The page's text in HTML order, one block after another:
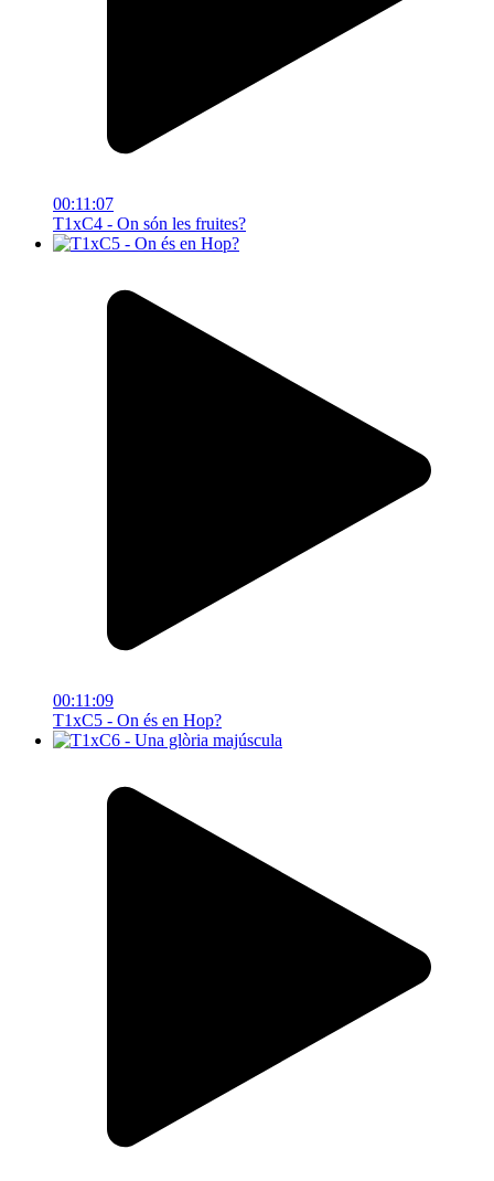
00:11:07
T1xC4 - On són les fruites?
00:11:09
T1xC5 - On és en Hop?